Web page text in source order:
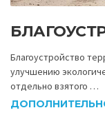
Благоустройство
улучшению
отдельно взятого …